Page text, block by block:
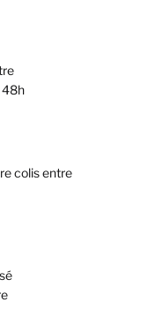
48h
colis entre